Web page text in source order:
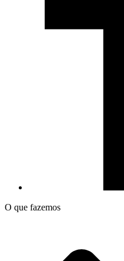
O que fazemos